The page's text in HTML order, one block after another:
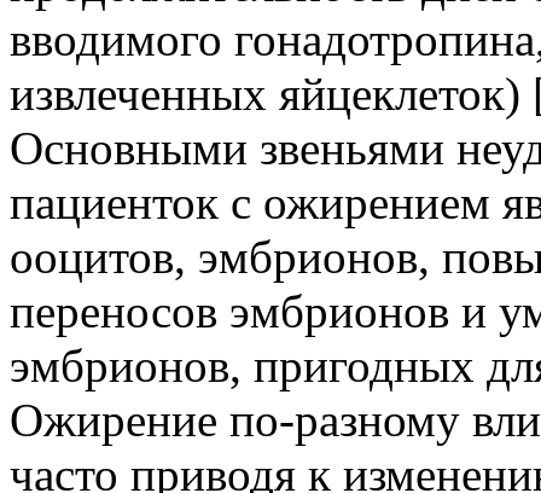
вводимого
извлеченных яйцеклеток)
Основными звеньями
пациенток с ожирением
ооцитов, эмбрионов,
переносов эмбрионов и
эмбрионов, пригодных
Ожирение по-разному
часто приводя к